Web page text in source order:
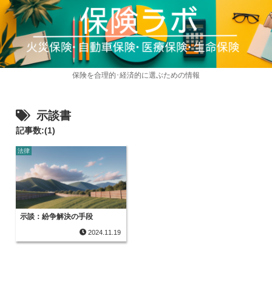
保険を合理的･経済的に選ぶための情報
示談書
記事数:(1)
法律
示談：紛争解決の手段
2024.11.19